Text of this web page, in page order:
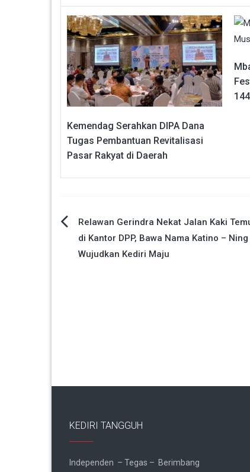
Kemendag Serahkan DIPA Dana
Tugas Pembantuan Revitalisasi
Pasar Rakyat di Daerah
Navigasi
pos
Relawan Gerindra Nekat Jalan Kaki
di Kantor DPP, Bawa Nama Katino –
Wujudkan Kediri Maju
KEDIRI TANGGUH
Independen – Tegas – Berimbang